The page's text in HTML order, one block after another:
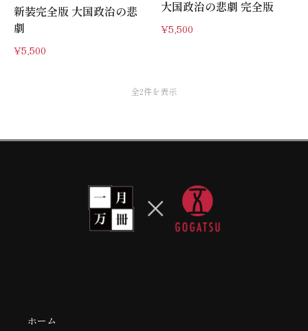
新装完全版 大国政治の悲
劇
¥5,500
大国政治の悲劇 完全版
¥5,500
全2件を表示
ホーム